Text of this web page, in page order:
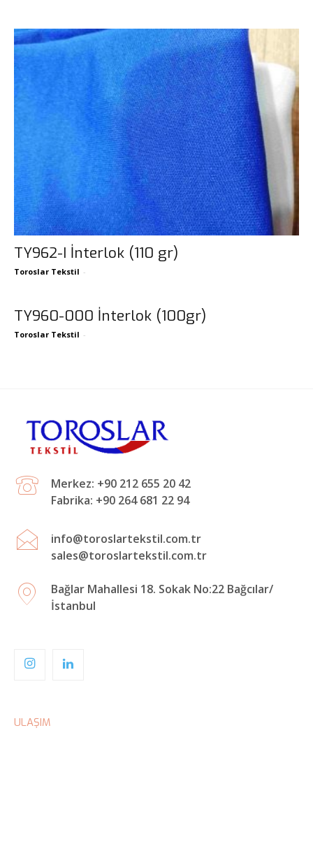
TY962-I İnterlok (110 gr)
Toroslar Tekstil -
TY960-000 İnterlok (100gr)
Toroslar Tekstil -
Merkez: +90 212 655 20 42
Fabrika: +90 264 681 22 94
info@toroslartekstil.com.tr
sales@toroslartekstil.com.tr
Bağlar Mahallesi 18. Sokak No:22 Bağcılar/
İstanbul
ULAŞIM